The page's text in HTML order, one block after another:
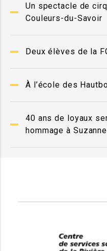
Un spectacle de
Couleurs-du-Savoir
Deux élèves de la
À l’école des
40 ans de loyaux
hommage à